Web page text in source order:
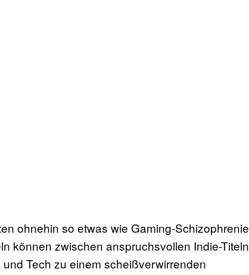
ohnehin so etwas wie Gaming-Schizophrenie
können zwischen anspruchsvollen Indie-Titeln
Tech zu einem scheißverwirrenden